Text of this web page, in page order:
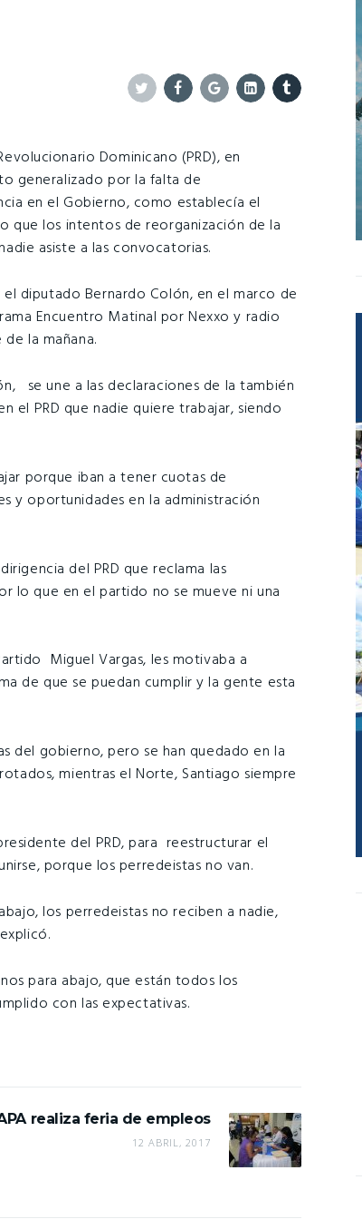
Dominicano (PRD), en
generalizado por la falta de
en el Gobierno, como establecía el
que los intentos de reorganización de la
asiste a las convocatorias.
diputado Bernardo Colón, en el marco de
Encuentro Matinal por Nexxo y radio
la mañana.
se une a las declaraciones de la también
el PRD que nadie quiere trabajar, siendo
porque iban a tener cuotas de
y oportunidades en la administración
del PRD que reclama las
lo que en el partido no se mueve ni una
Miguel Vargas, les motivaba a
de que se puedan cumplir y la gente esta
del gobierno, pero se han quedado en la
mientras el Norte, Santiago siempre
del PRD, para reestructurar el
porque los perredeistas no van.
los perredeistas no reciben a nadie,
para abajo, que están todos los
con las expectativas.
realiza feria de empleos
12 ABRIL, 2017